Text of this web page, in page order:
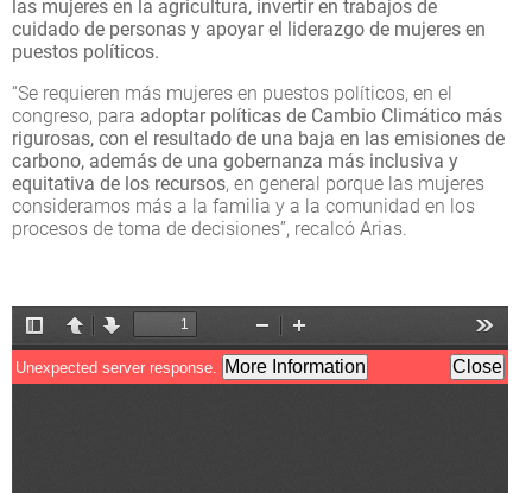
las mujeres en la agricultura, invertir en trabajos de
cuidado de personas y apoyar el liderazgo de mujeres en
puestos políticos.
“Se requieren más mujeres en puestos políticos, en el
congreso, para adoptar políticas de Cambio Climático más
rigurosas, con el resultado de una baja en las emisiones de
carbono, además de una gobernanza más inclusiva y
equitativa de los recursos, en general porque las mujeres
consideramos más a la familia y a la comunidad en los
procesos de toma de decisiones”, recalcó Arias.